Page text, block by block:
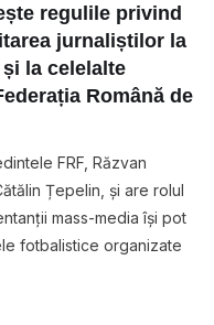
regulile privind
jurnaliștilor la
la celelalte
Română de
FRF, Răzvan
Țepelin, și are rolul
mass-media își pot
fotbalistice organizate